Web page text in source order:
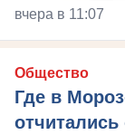
вчера в 11:07
Общество
Где в